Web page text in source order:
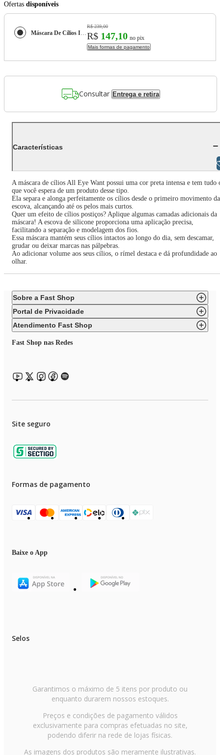
Ofertas disponíveis
Máscara De Cílios Inglot All Eye Want -
R$ 239,00
R$ 147,10 no pix
Mais formas de pagamento
Consultar Entrega e retira
Características
A máscara de cílios All Eye Want possui uma cor preta intensa e tem tudo
que você espera de um produto desse tipo.
Ela separa e alonga perfeitamente os cílios desde o primeiro movimento da
escova, alcançando até os pelos mais curtos.
Quer um efeito de cílios postiços? Aplique algumas camadas adicionais da
máscara! A escova de silicone proporciona uma aplicação precisa,
facilitando a separação e modelagem dos fios.
Essa máscara mantém seus cílios intactos ao longo do dia, sem descamar,
grudar ou deixar marcas nas pálpebras.
Ao adicionar volume aos seus cílios, o rímel destaca e dá profundidade ao
olhar.
Sobre a Fast Shop
Portal de Privacidade
Atendimento Fast Shop
Fast Shop nas Redes
Site seguro
Formas de pagamento
Baixe o App
Selos
Garantimos o máximo de 5 itens por produto ou
enquanto durarem nossos estoques.
Preços e condições de pagamento válidos
exclusivamente para compras efetuadas no site,
podendo diferir na rede de lojas físicas.
As imagens dos produtos são meramente ilustrativas.